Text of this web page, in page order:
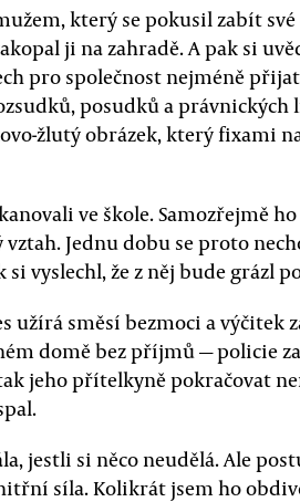
který se pokusil zabít
ji na zahradě. A pak si
pro společnost nejméně
posudků a právnických
žlutý obrázek, který fixami
ve škole. Samozřejmě
Jednu dobu se proto
si vyslechl, že z něj bude grázl
užírá směsí bezmoci a výčitek
domě bez příjmů — policie
jeho přítelkyně pokračovat
jestli si něco neudělá. Ale
síla. Kolikrát jsem ho